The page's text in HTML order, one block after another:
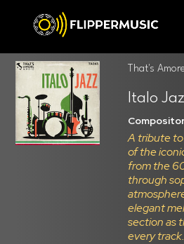
That's
Italo
A tribute
of the
from the
through
elegant
section as
every track.